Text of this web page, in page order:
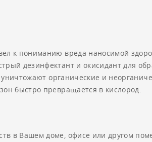
к пониманию вреда наносимой
дезинфектант и окисидант для
органические и
быстро превращается в кислород.
в Вашем доме, офисе или другом